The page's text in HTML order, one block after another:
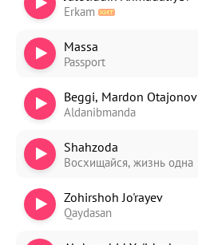
Erkam
Massa
Passport
Beggi, Mardon Otajonov
Aldanibmanda
Shahzoda
Восхищайся, жизнь одна
Zohirshoh Jo'rayev
Qaydasan